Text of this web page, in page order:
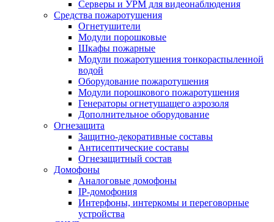
Серверы и УРМ для видеонаблюдения
Средства пожаротушения
Огнетушители
Модули порошковые
Шкафы пожарные
Модули пожаротушения тонкораспыленной
водой
Оборудование пожаротушения
Модули порошкового пожаротушения
Генераторы огнетушащего аэрозоля
Дополнительное оборудование
Огнезащита
Защитно-декоративные составы
Антисептические составы
Огнезащитный состав
Домофоны
Аналоговые домофоны
IP-домофония
Интерфоны, интеркомы и переговорные
устройства